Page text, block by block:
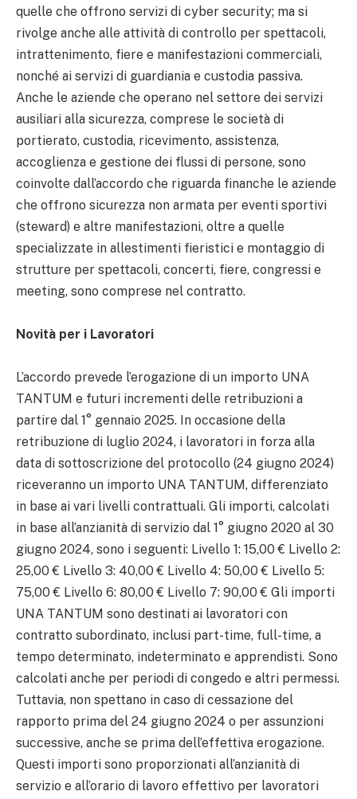
quelle che offrono servizi di cyber security; ma si
rivolge anche alle attività di controllo per spettacoli,
intrattenimento, fiere e manifestazioni commerciali,
nonché ai servizi di guardiania e custodia passiva.
Anche le aziende che operano nel settore dei servizi
ausiliari alla sicurezza, comprese le società di
portierato, custodia, ricevimento, assistenza,
accoglienza e gestione dei flussi di persone, sono
coinvolte dall’accordo che riguarda finanche le aziende
che offrono sicurezza non armata per eventi sportivi
(steward) e altre manifestazioni, oltre a quelle
specializzate in allestimenti fieristici e montaggio di
strutture per spettacoli, concerti, fiere, congressi e
meeting, sono comprese nel contratto.
Novità per i Lavoratori
L’accordo prevede l’erogazione di un importo UNA
TANTUM e futuri incrementi delle retribuzioni a
partire dal 1° gennaio 2025. In occasione della
retribuzione di luglio 2024, i lavoratori in forza alla
data di sottoscrizione del protocollo (24 giugno 2024)
riceveranno un importo UNA TANTUM, differenziato
in base ai vari livelli contrattuali. Gli importi, calcolati
in base all’anzianità di servizio dal 1° giugno 2020 al 30
giugno 2024, sono i seguenti: Livello 1: 15,00 € Livello 2:
25,00 € Livello 3: 40,00 € Livello 4: 50,00 € Livello 5:
75,00 € Livello 6: 80,00 € Livello 7: 90,00 € Gli importi
UNA TANTUM sono destinati ai lavoratori con
contratto subordinato, inclusi part-time, full-time, a
tempo determinato, indeterminato e apprendisti. Sono
calcolati anche per periodi di congedo e altri permessi.
Tuttavia, non spettano in caso di cessazione del
rapporto prima del 24 giugno 2024 o per assunzioni
successive, anche se prima dell’effettiva erogazione.
Questi importi sono proporzionati all’anzianità di
servizio e all’orario di lavoro effettivo per lavoratori